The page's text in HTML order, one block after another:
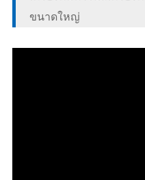
ขนาดใหญ่